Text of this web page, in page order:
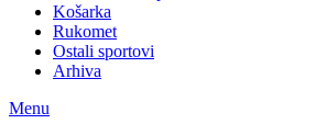
Košarka
Rukomet
Ostali sportovi
Arhiva
Menu